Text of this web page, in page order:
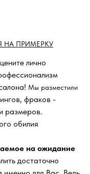
НА ПРИМЕРКУ
лично
Мы разместили
фраков -
размеров.
обилия
на ожидание
достаточно